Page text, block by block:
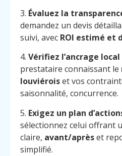
3. Évaluez la
demandez un devis
suivi, avec ROI estimé et
4. Vérifiez l’ancrage local
prestataire connaissant le
louviéroiset vos
saisonnalité, concurrence.
5. Exigez un plan
sélectionnez celui offrant
claire, avant/aprèset
simplifié.